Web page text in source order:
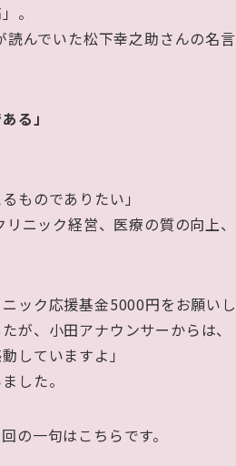
。
んでいた松下幸之助さんの名
る」
ものでありたい」
ニック経営、医療の質の向上
ック応援基金5000円をお願い
が、小田アナウンサーからは、
していますよ」
した。
の一句はこちらです。